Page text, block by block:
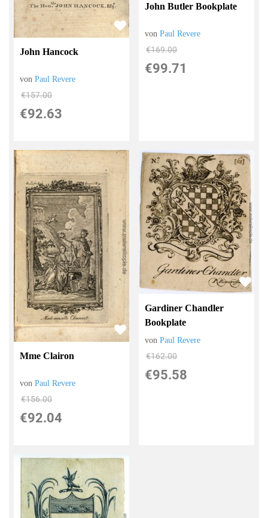
John Hancock
vonPaul Revere
€157.00
€92.63
John Butler Bookplate
vonPaul Revere
€169.00
€99.71
Mme Clairon
vonPaul Revere
€156.00
€92.04
Gardiner Chandler
Bookplate
vonPaul Revere
€162.00
€95.58